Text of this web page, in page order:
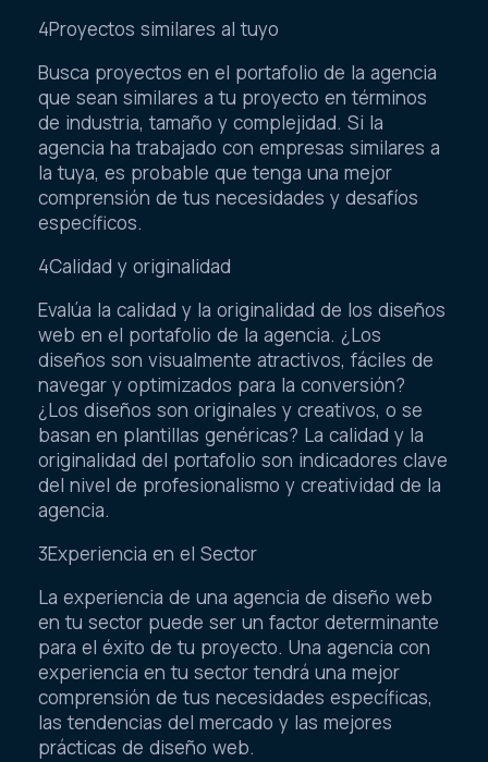
4Proyectos similares al tuyo
Busca proyectos en el portafolio de la agencia
que sean similares a tu proyecto en términos
de industria, tamaño y complejidad. Si la
agencia ha trabajado con empresas similares a
la tuya, es probable que tenga una mejor
comprensión de tus necesidades y desafíos
específicos.
4Calidad y originalidad
Evalúa la calidad y la originalidad de los diseños
web en el portafolio de la agencia. ¿Los
diseños son visualmente atractivos, fáciles de
navegar y optimizados para la conversión?
¿Los diseños son originales y creativos, o se
basan en plantillas genéricas? La calidad y la
originalidad del portafolio son indicadores clave
del nivel de profesionalismo y creatividad de la
agencia.
3Experiencia en el Sector
La experiencia de una agencia de diseño web
en tu sector puede ser un factor determinante
para el éxito de tu proyecto. Una agencia con
experiencia en tu sector tendrá una mejor
comprensión de tus necesidades específicas,
las tendencias del mercado y las mejores
prácticas de diseño web.